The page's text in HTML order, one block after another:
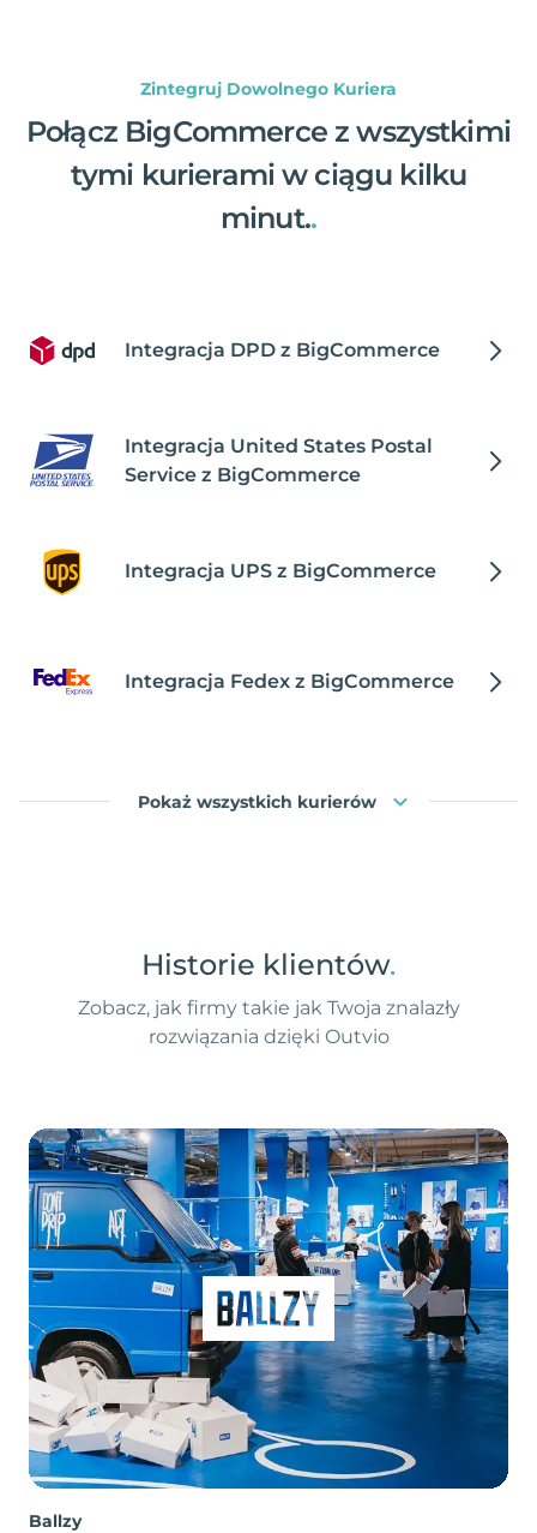
Zintegruj Dowolnego Kuriera
Połącz BigCommerce z wszystkimi
tymi kurierami w ciągu kilku
minut..
Integracja DPD z BigCommerce
Integracja United States Postal
Service z BigCommerce
Integracja UPS z BigCommerce
Integracja Fedex z BigCommerce
Pokaż wszystkich kurierów
Historie klientów.
Zobacz, jak firmy takie jak Twoja znalazły
rozwiązania dzięki Outvio
Ballzy